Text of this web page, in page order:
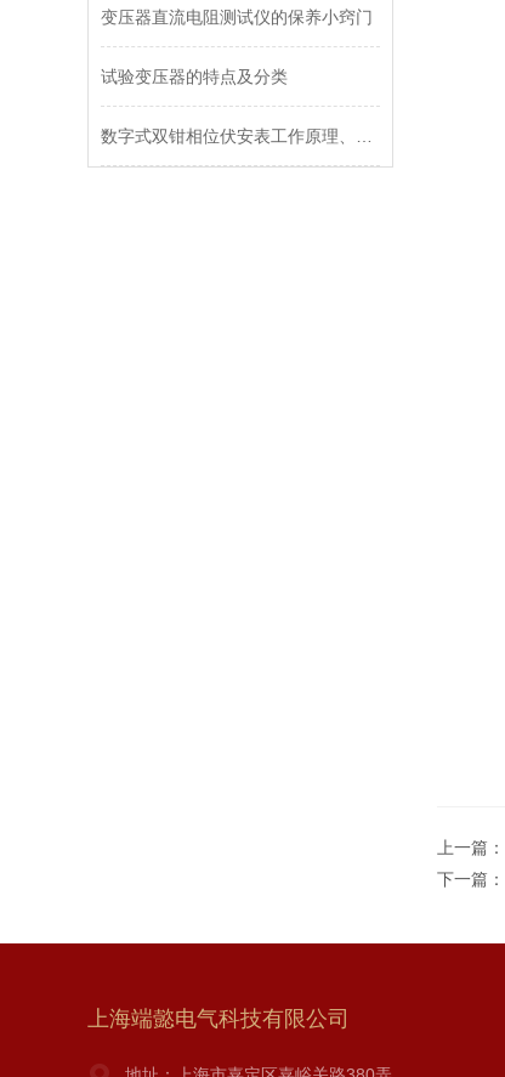
变压器直流电阻测试仪的保养小窍门
试验变压器的特点及分类
上一篇：
下一篇：
上海端懿电气科技有限公司